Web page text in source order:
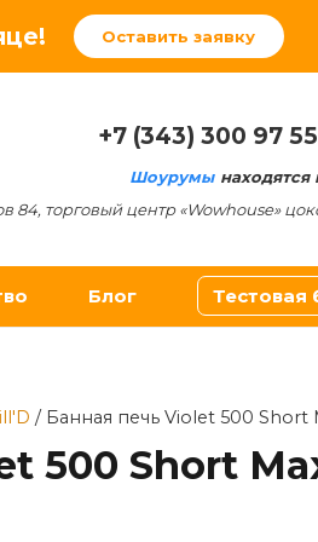
Оставить заявку
+7 (343) 300 97 55
Шоурумы находятся
84, торговый центр «Wowhouse»
Блог Тестовая
/ Банная печь Violet 500 Short
500 Short